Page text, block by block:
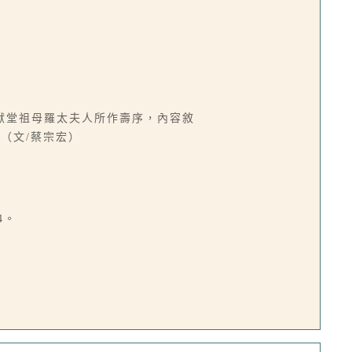
祖母羅太夫人所作壽序，內容敘
文/蔡宗宏）